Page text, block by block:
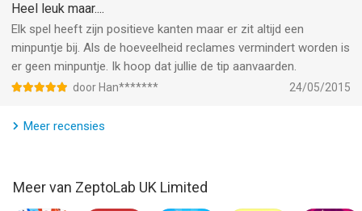
Cut the Rope: Experiments is gratis te downloaden en te
spelen, maar sommige items in de game kunnen met echt geld
worden gekocht, inclusief willekeurige items. Meer informatie
vind je in de Gebruiksvoorwaarden
https://www.zeptolab.com/terms en het Privacybeleid
Cut the Rope: Experiments van ZeptoLab UK Limited is een app
Heel leuk maar....
Elk spel heeft zijn positieve kanten maar er zit altijd een
minpuntje bij. Als de hoeveelheid reclames vermindert worden is
er geen minpuntje. Ik hoop dat jullie de tip aanvaarden.
door Han******* 24/05/2015
Meer recensies
Meer van ZeptoLab UK Limited